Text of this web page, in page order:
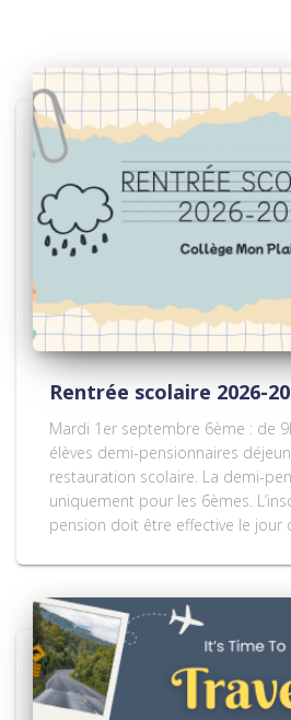
Rentrée scolaire 2026-
Mardi 1er septembre 6ème : de
élèves demi-pensionnaires
restauration scolaire. La demi-
uniquement pour les 6èmes.
pension doit être effective le jour